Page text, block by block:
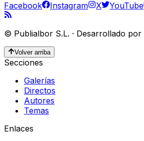
Facebook
Instagram X YouTube
© Publialbor S.L. · Desarrollado por
Volver arriba
Secciones
Galerías
Directos
Autores
Temas
Enlaces